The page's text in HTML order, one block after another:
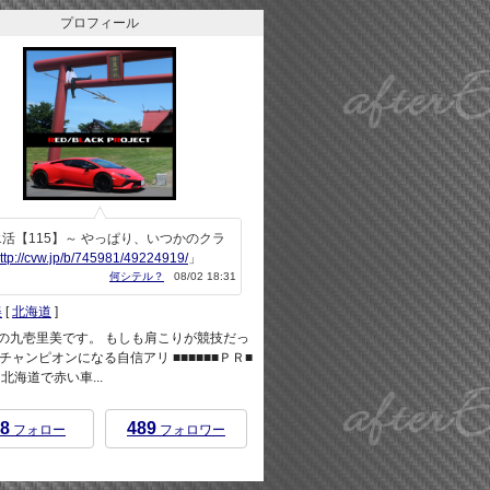
プロフィール
【115】～ やっぱり、いつかのクラ
cvw.jp/b/745981/49224919/」
何シテル？ 08/02 18:31
[北海道 ]
九壱里美です。 もしも肩こりが競技だっ
ャンピオンになる自信アリ ■■■■■■ＰＲ■
海道で赤い車...
フォロー 489 フォロワー